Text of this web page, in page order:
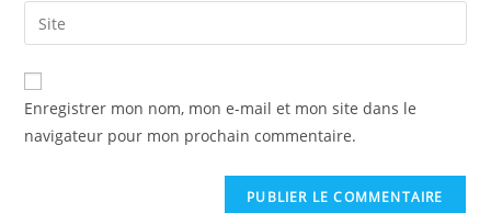
Enregistrer mon nom, mon e-mail et mon site dans le
navigateur pour mon prochain commentaire.